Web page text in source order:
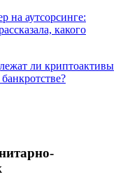
на аутсорсинге:
какого
ли криптоактивы